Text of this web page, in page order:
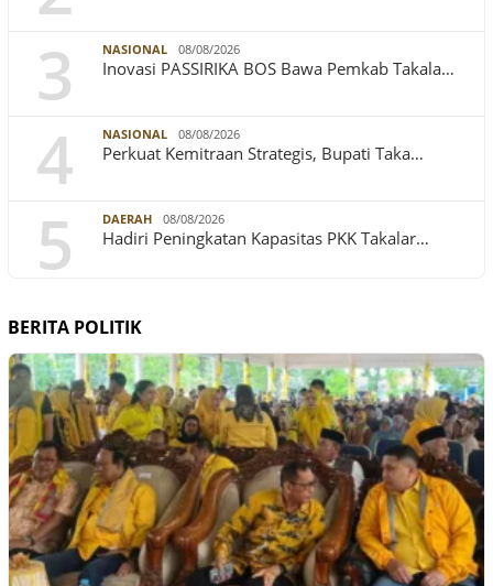
3 NASIONAL 08/08/2026
Inovasi PASSIRIKA BOS Bawa Pemkab Takala…
4 NASIONAL 08/08/2026
Perkuat Kemitraan Strategis, Bupati Taka…
5 DAERAH 08/08/2026
Hadiri Peningkatan Kapasitas PKK Takalar…
BERITA POLITIK